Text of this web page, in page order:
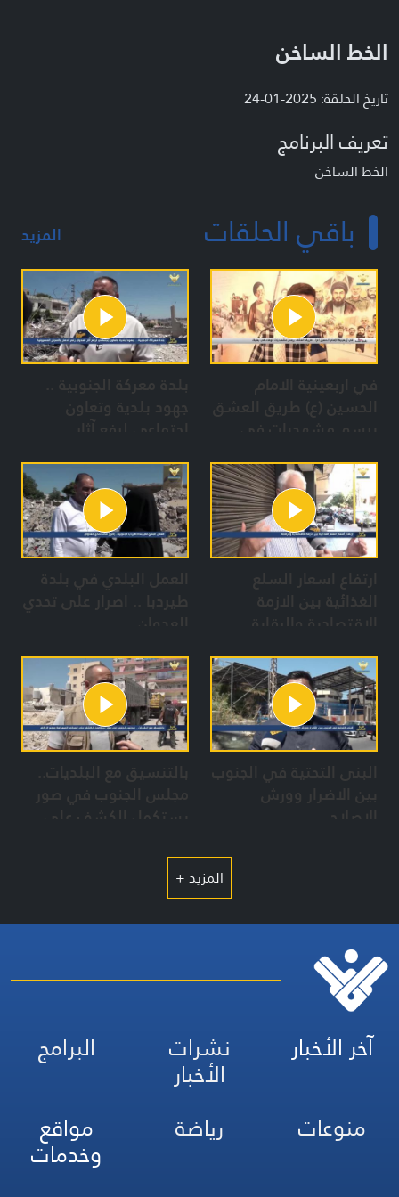
الخط الساخن
تاريخ الحلقة: 2025-01-24
تعريف البرنامج
الخط الساخن
باقي الحلقات المزيد
في اربعينية الامام
الحسين (ع) طريق العشق
يرسم مشهديات في
بلدة معركة الجنوبية ..
جهود بلدية وتعاون
إجتماعي لرفع آثار
والمجازر الصهيونية
ارتفاع اسعار السلع
الغذائية بين الازمة
الاقتصادية والرقابة
العمل البلدي في بلدة
طيردبا .. اصرار على تحدي
العدوان
البنى التحتية في الجنوب
بين الاضرار وورش
الاصلاح
بالتنسيق مع البلديات..
مجلس الجنوب في صور
يستكمل الكشف على
الركام
المزيد +
آخر الأخبار نشرات
الأخبار
البرامج
منوعات
رياضة مواقع
وخدمات